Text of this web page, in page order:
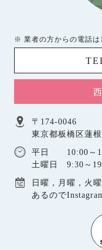
※ 業者の方からの電話は
〒174-0046
東京都板橋区蓮
平日 10:00～
土曜日 9:30～
日曜，月曜，火
あるので